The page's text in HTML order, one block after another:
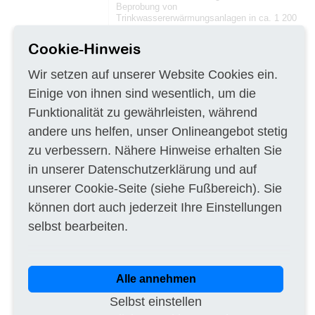
Beprobung von
Trinkwassererwärmungsanlagen in ca. 1 200
vorgegebenen Gebäudepools. Beprobung
evtl. Nachbeprobungen. Gefährdungsanalysen
und Wiederherstellung der Keimfreiheit.
II.2.2) Angaben zu Optionen
Optionen: nein
II.2.3) Angaben zur Vertragsverlängerung
Dieser Auftrag kann verlängert werden: nein
II.3) Vertragslaufzeit bzw. Beginn und Ende
der Auftragsausführung: Beginn 1.4.2014.
III.1) Bedingungen für den Auftrag
III.1.2) Wesentliche Finanzierungs- und
Zahlungsbedingungen und/oder Verweis auf
Cookie-Hinweis
Wir setzen auf unserer Website Cookies ein.
Einige von ihnen sind wesentlich, um die
Funktionalität zu gewährleisten, während
andere uns helfen, unser Onlineangebot stetig
zu verbessern. Nähere Hinweise erhalten Sie
in unserer Datenschutzerklärung und auf
unserer Cookie-Seite (siehe Fußbereich). Sie
können dort auch jederzeit Ihre Einstellungen
selbst bearbeiten.
Alle annehmen
Selbst einstellen